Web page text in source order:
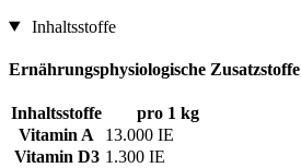
Inhaltsstoffe
Ernährungsphysiologische Zusatzstoffe
Inhaltsstoffe
pro 1 kg
Vitamin A
13.000 IE
Vitamin D3 1.300 IE